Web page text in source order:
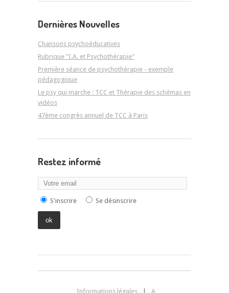
Dernières Nouvelles
Chansons psychoéducatives
Rubrique "I.A. et Psychothérapie"
Première séance de psychothérapie - exemple
pédagogique
Le psy qui marche : TCC et Thérapie des schémas en
vidéos
47ème congrès annuel de TCC à Paris
Restez informé
S'inscrire Se désinscrire
Informations légales A